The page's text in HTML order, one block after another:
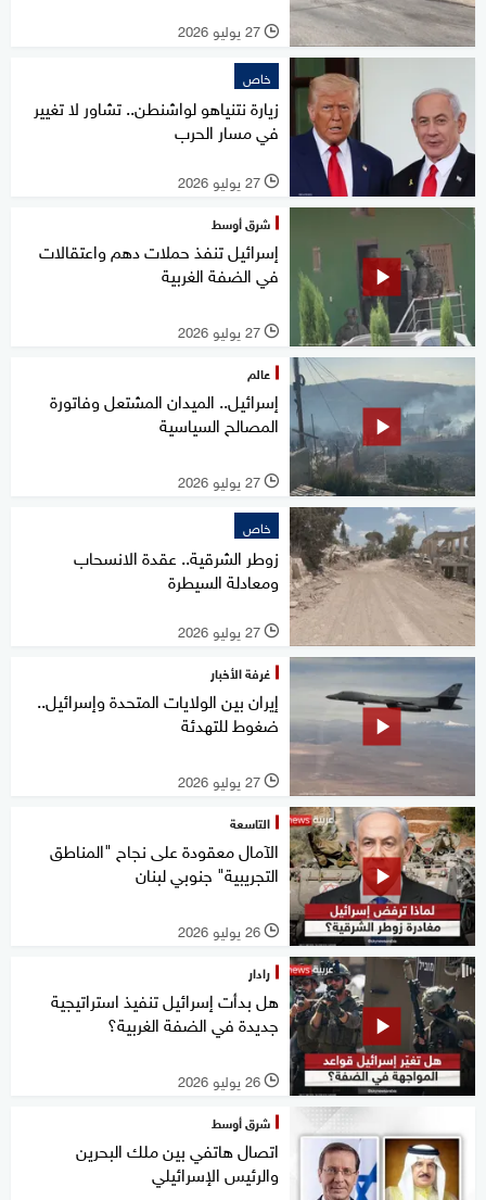
l 27 يوليو 2026
خاص
زيارة نتنياهو لواشنطن.. تشاور لا تغيير
في مسار الحرب
l 27 يوليو 2026
شرق أوسط
إسرائيل تنفذ حملات دهم واعتقالات
في الضفة الغربية
l 27 يوليو 2026
عالم
إسرائيل.. الميدان المشتعل وفاتورة
المصالح السياسية
l 27 يوليو 2026
خاص
زوطر الشرقية.. عقدة الانسحاب
ومعادلة السيطرة
l 27 يوليو 2026
غرفة الأخبار
إيران بين الولايات المتحدة وإسرائيل..
ضغوط للتهدئة
l 27 يوليو 2026
التاسعة
الآمال معقودة على نجاح "المناطق
التجريبية" جنوبي لبنان
l 26 يوليو 2026
رادار
هل بدأت إسرائيل تنفيذ استراتيجية
جديدة في الضفة الغربية؟
l 26 يوليو 2026
شرق أوسط
اتصال هاتفي بين ملك البحرين
والرئيس الإسرائيلي